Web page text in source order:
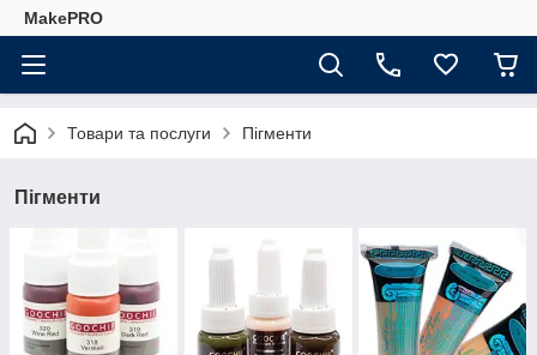
MakePRO
Товари та послуги Пігменти
Пігменти